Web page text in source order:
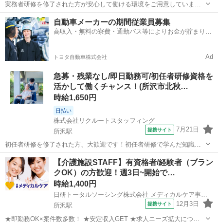
実務者研修を修了された方が安心して働ける環境をご用意していま
す。培った知識や技術を活かして、さらなるスキルアップを目指しま
しょう！介護福祉士資格取得も目指しながら、現場で活躍していただ
ける方をお待ちしています！ ゆったりと...
埼玉 所沢市 所沢駅
自動車メーカーの期間従業員募集
高収入・無料の寮費・通勤バス等によりお金が貯まりや
トヨタ自動車株式会社 Ad
急募・残業なし/即日勤務可/初任者研修資格を
活かして働くチャンス！(所沢市北秋…
時給1,650円
日払い
株式会社リクルートスタッフィング
所沢駅
提携サイト 7月21日
初任者研修を修了された方、大歓迎です！初任者研修で学んだ知識を
活かしませんか？入社後は、丁寧なフォロー体制のもと、介護現場で
の経験を積み重ねて成長できる環境です。ぜひ一緒に働きましょう！
介護ヘルパー 介護施設(派遣) ...
埼玉 所沢市 所沢駅
【介護施設STAFF】有資格者/経験者（ブラン
クOK）の方歓迎！週3日~開始で…
時給1,400円
日研トータルソーシング株式会社 メディカルケア事業部
所沢駅
提携サイト 12月3日
★即勤務OK×案件数多数！ ★安定収入GET ★求人ニーズ拡大につき